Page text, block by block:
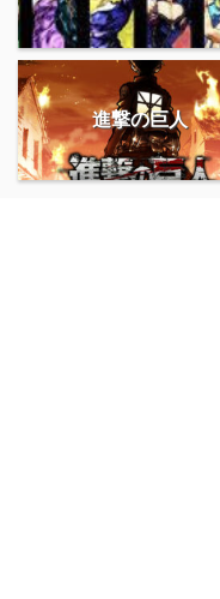
進撃の巨人